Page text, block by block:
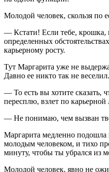
Молодой человек, скользя по
— Кстати! Если тебе, крошка,
определенных
карьерному росту.
Тут Маргарита уже не
Давно ее никто так не веселил.
— То есть вы хотите сказать,
пересплю, взлет по
— Не понимаю, чем вызван
Маргарита медленно подошла
молодым человеком, и тихо
минуту, чтобы ты убрался из
Молодой человек, явно не